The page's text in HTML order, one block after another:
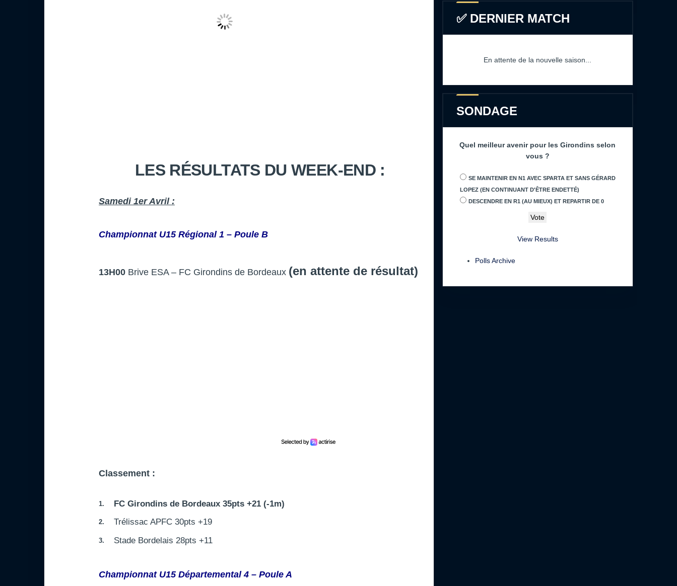
LES RÉSULTATS DU WEEK-END :
Samedi 1er Avril :
Championnat U15 Régional 1 – Poule B
13H00 Brive ESA – FC Girondins de Bordeaux (en attente de résultat)
Classement :
FC Girondins de Bordeaux 35pts +21 (-1m)
Trélissac APFC 30pts +19
Stade Bordelais 28pts +11
Championnat U15 Départemental 4 – Poule A
✅ DERNIER MATCH
En attente de la nouvelle saison...
SONDAGE
Quel meilleur avenir pour les Girondins selon
vous ?
SE MAINTENIR EN N1 AVEC SPARTA ET SANS GÉRARD
LOPEZ (EN CONTINUANT D'ÊTRE ENDETTÉ)
DESCENDRE EN R1 (AU MIEUX) ET REPARTIR DE 0
View Results
Polls Archive